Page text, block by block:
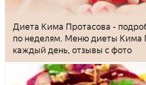
Диета Кима Протасова -
по неделям. Меню диеты Кима
каждый день, отзывы с фото